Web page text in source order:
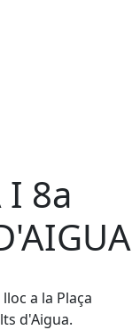
I 8a
a la Plaça
d'Aigua.